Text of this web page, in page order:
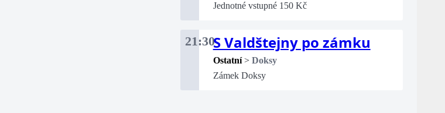
Jednotné vstupné 150 Kč
21:30S Valdštejny po zámku
Ostatní > Doksy
Zámek Doksy